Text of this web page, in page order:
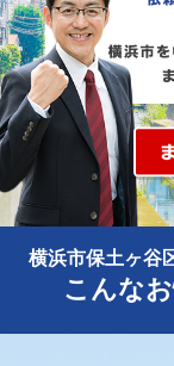
横浜市保土ヶ谷
こんな